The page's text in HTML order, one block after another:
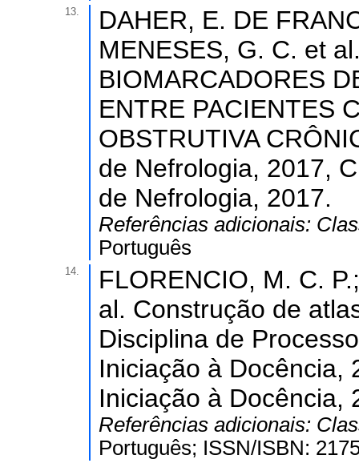
13.
DAHER, E. DE
MENESES, G. C. et
BIOMARCADORES
ENTRE PACIENTES
OBSTRUTIVA
de Nefrologia, 2017,
de Nefrologia, 2017.
Referências adicionais:
Português
14.
FLORENCIO, M. C.
al. Construção de
Disciplina de
Iniciação à Docência,
Iniciação à Docência,
Referências adicionais:
Português; ISSN/ISBN: